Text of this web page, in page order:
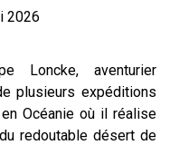
2026
Loncke, aventurier
plusieurs expéditions
Océanie où il réalise
redoutable désert de